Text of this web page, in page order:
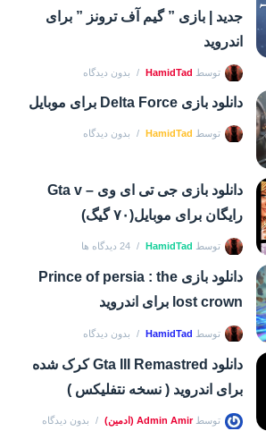
جدید | بازی ” گیم آف ترونز ” برای
اندروید
توسط HamidTad بدون دیدگاه
دانلود بازی Delta Force برای موبایل
توسط HamidTad بدون دیدگاه
دانلود بازی جی تی ای وی – Gta v
رایگان برای موبایل(۷۰ گیگ)
توسط HamidTad 24 دیدگاه ها
دانلود بازی Prince of persia : the
lost crown برای اندروید
توسط HamidTad بدون دیدگاه
دانلود Gta III Remastred کرک شده
برای اندروید ( نسخه نتفلیکس )
توسطAdmin Amir (ادمین) بدون دیدگاه